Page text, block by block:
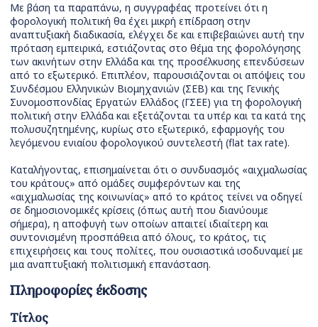
Με βάση τα παραπάνω, η συγγραφέας προτείνει ότι η
φορολογική πολιτική θα έχει μικρή επίδραση στην
αναπτυξιακή διαδικασία, ελέγχει δε και επιβεβαιώνει αυτή την
πρόταση εμπειρικά, εστιάζοντας στο θέμα της φορολόγησης
των ακινήτων στην Ελλάδα και της προσέλκυσης επενδύσεων
από το εξωτερικό. Επιπλέον, παρουσιάζονται οι απόψεις του
Συνδέσμου Ελληνικών Βιομηχανιών (ΣΕΒ) και της Γενικής
Συνομοσπονδίας Εργατών Ελλάδος (ΓΣΕΕ) για τη φορολογική
πολιτική στην Ελλάδα και εξετάζονται τα υπέρ και τα κατά της
πολυσυζητημένης, κυρίως στο εξωτερικό, εφαρμογής του
λεγόμενου ενιαίου φορολογικού συντελεστή (flat tax rate).
Καταλήγοντας, επισημαίνεται ότι ο συνδυασμός «αιχμαλωσίας
του κράτους» από ομάδες συμφερόντων και της
«αιχμαλωσίας της κοινωνίας» από το κράτος τείνει να οδηγεί
σε δημοσιονομικές κρίσεις (όπως αυτή που διανύουμε
σήμερα), η αποφυγή των οποίων απαιτεί ιδιαίτερη και
συντονισμένη προσπάθεια από όλους, το κράτος, τις
επιχειρήσεις και τους πολίτες, που ουσιαστικά ισοδυναμεί με
μια αναπτυξιακή πολιτισμική επανάσταση.
Πληροφορίες έκδοσης
Τίτλος